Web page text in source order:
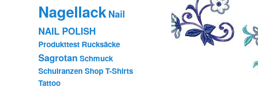
NagellackNail
NAIL POLISH
Produkttest Rucksäcke
Sagrotan Schmuck
SchulranzenShopT-Shirts
Tattoo